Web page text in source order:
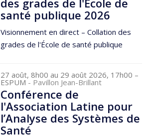
santé publique 2026
Visionnement en direct – Collation des
grades de l'École de santé publique
27 août, 8h00 au 29 août 2026, 17h00 –
ESPUM - Pavillon Jean-Brillant
Conférence de
l'Association Latine pour
l’Analyse des Systèmes de
Santé